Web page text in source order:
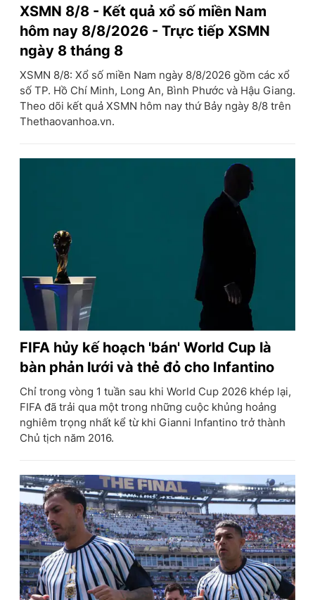
XSMN 8/8 - Kết quả xổ số miền Nam
hôm nay 8/8/2026 - Trực tiếp XSMN
ngày 8 tháng 8
XSMN 8/8: Xổ số miền Nam ngày 8/8/2026 gồm các xổ
số TP. Hồ Chí Minh, Long An, Bình Phước và Hậu Giang.
Theo dõi kết quả XSMN hôm nay thứ Bảy ngày 8/8 trên
Thethaovanhoa.vn.
FIFA hủy kế hoạch 'bán' World Cup là
bàn phản lưới và thẻ đỏ cho Infantino
Chỉ trong vòng 1 tuần sau khi World Cup 2026 khép lại,
FIFA đã trải qua một trong những cuộc khủng hoảng
nghiêm trọng nhất kể từ khi Gianni Infantino trở thành
Chủ tịch năm 2016.